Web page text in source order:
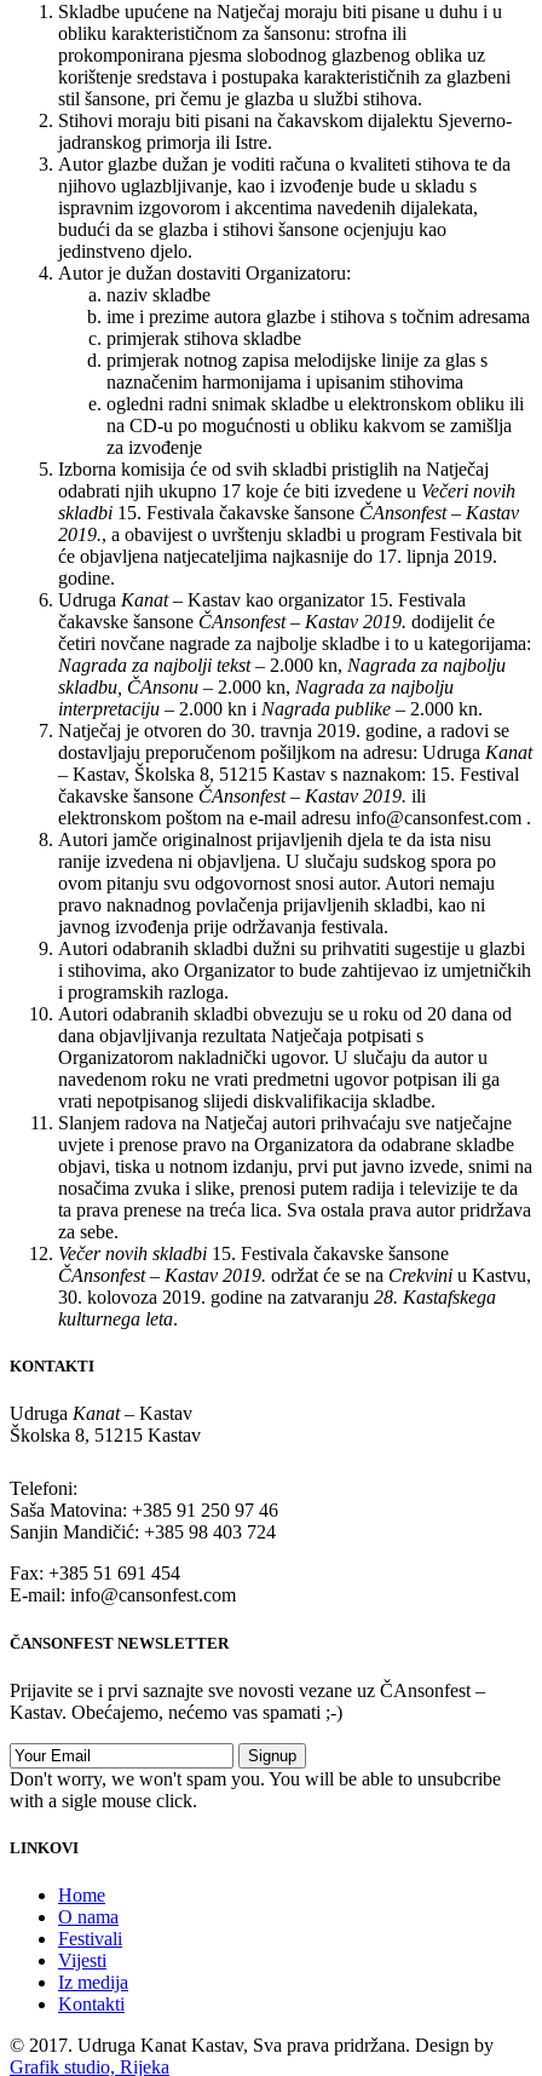
Skladbe upućene na Natječaj moraju biti pisane u duhu i u
obliku karakterističnom za šansonu: strofna ili
prokomponirana pjesma slobodnog glazbenog oblika uz
korištenje sredstava i postupaka karakterističnih za glazbeni
stil šansone, pri čemu je glazba u službi stihova.
Stihovi moraju biti pisani na čakavskom dijalektu Sjeverno-
jadranskog primorja ili Istre.
Autor glazbe dužan je voditi računa o kvaliteti stihova te da
njihovo uglazbljivanje, kao i izvođenje bude u skladu s
ispravnim izgovorom i akcentima navedenih dijalekata,
budući da se glazba i stihovi šansone ocjenjuju kao
jedinstveno djelo.
Autor je dužan dostaviti Organizatoru:
naziv skladbe
ime i prezime autora glazbe i stihova s točnim adresama
primjerak stihova skladbe
primjerak notnog zapisa melodijske linije za glas s
naznačenim harmonijama i upisanim stihovima
ogledni radni snimak skladbe u elektronskom obliku ili
na CD-u po mogućnosti u obliku kakvom se zamišlja
za izvođenje
Izborna komisija će od svih skladbi pristiglih na Natječaj
odabrati njih ukupno 17 koje će biti izvedene u Večeri novih
skladbi 15. Festivala čakavske šansone ČAnsonfest – Kastav
2019., a obavijest o uvrštenju skladbi u program Festivala bit
će objavljena natjecateljima najkasnije do 17. lipnja 2019.
godine.
Udruga Kanat– Kastav kao organizator 15. Festivala
čakavske šansone ČAnsonfest – Kastav 2019. dodijelit će
četiri novčane nagrade za najbolje skladbe i to u kategorijama:
Nagrada za najbolji tekst– 2.000 kn, Nagrada za najbolju
skladbu, ČAnsonu – 2.000 kn, Nagrada za najbolju
interpretaciju – 2.000 kn i Nagrada publike – 2.000 kn.
Natječaj je otvoren do 30. travnja 2019. godine, a radovi se
dostavljaju preporučenom pošiljkom na adresu: Udruga Kanat
– Kastav, Školska 8, 51215 Kastav s naznakom: 15. Festival
čakavske šansone ČAnsonfest – Kastav 2019. ili
elektronskom poštom na e-mail adresu info@cansonfest.com .
Autori jamče originalnost prijavljenih djela te da ista nisu
ranije izvedena ni objavljena. U slučaju sudskog spora po
ovom pitanju svu odgovornost snosi autor. Autori nemaju
pravo naknadnog povlačenja prijavljenih skladbi, kao ni
javnog izvođenja prije održavanja festivala.
Autori odabranih skladbi dužni su prihvatiti sugestije u glazbi
i stihovima, ako Organizator to bude zahtijevao iz umjetničkih
i programskih razloga.
Autori odabranih skladbi obvezuju se u roku od 20 dana od
dana objavljivanja rezultata Natječaja potpisati s
Organizatorom nakladnički ugovor. U slučaju da autor u
navedenom roku ne vrati predmetni ugovor potpisan ili ga
vrati nepotpisanog slijedi diskvalifikacija skladbe.
Slanjem radova na Natječaj autori prihvaćaju sve natječajne
uvjete i prenose pravo na Organizatora da odabrane skladbe
objavi, tiska u notnom izdanju, prvi put javno izvede, snimi na
nosačima zvuka i slike, prenosi putem radija i televizije te da
ta prava prenese na treća lica. Sva ostala prava autor pridržava
za sebe.
Večer novih skladbi 15. Festivala čakavske šansone
ČAnsonfest – Kastav 2019. održat će se na Crekvini u Kastvu,
30. kolovoza 2019. godine na zatvaranju 28. Kastafskega
kulturnega leta.
KONTAKTI
Udruga Kanat– Kastav
Školska 8, 51215 Kastav
Telefoni:
Saša Matovina: +385 91 250 97 46
Sanjin Mandičić: +385 98 403 724
Fax: +385 51 691 454
E-mail: info@cansonfest.com
ČANSONFEST NEWSLETTER
Prijavite se i prvi saznajte sve novosti vezane uz ČAnsonfest –
Kastav. Obećajemo, nećemo vas spamati ;-)
Don't worry, we won't spam you. You will be able to unsubcribe
with a sigle mouse click.
LINKOVI
Home
O nama
Festivali
Vijesti
Iz medija
Kontakti
© 2017. Udruga Kanat Kastav, Sva prava pridržana. Design by
Grafik studio, Rijeka